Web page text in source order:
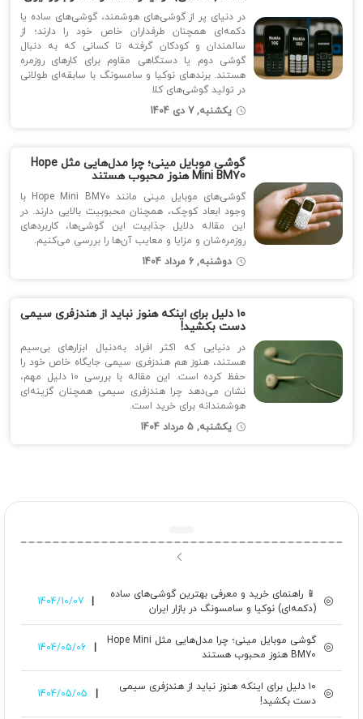
در دنیای پر از گوشی‌های هوشمند، گوشی‌های ساده یا
دکمه‌ای همچنان طرفداران خاص خود را دارند؛ از
سالمندان و کودکان گرفته تا کسانی که به دنبال
گوشی دوم یا دستگاهی مقاوم برای کارهای روزمره
هستند. برندهای نوکیا و سامسونگ با سابقه‌ای طولانی
در تولید گوشی‌های کلا
یکشنبه, 7 دی 1404
گوشی‌ موبایل مینی؛ چرا مدل‌هایی مثل Hope
Mini BM70 هنوز محبوب هستند
گوشی‌های موبایل مینی مانند Hope Mini BM70 با
وجود ابعاد کوچک، همچنان محبوبیت بالایی دارند. در
این مقاله دلایل جذابیت این گوشی‌ها، کاربردهای
روزمره‌شان و مزایا و معایب آن‌ها را بررسی می‌کنیم.
دوشنبه, 6 مرداد 1404
۱۰ دلیل برای اینکه هنوز نباید از هندزفری سیمی
دست بکشید!
در دنیایی که اکثر افراد به‌دنبال ابزارهای بی‌سیم
هستند، هنوز هم هندزفری سیمی جایگاه خاص خود را
حفظ کرده است. این مقاله با بررسی ۱۰ دلیل مهم،
نشان می‌دهد چرا هندزفری سیمی همچنان گزینه‌ای
هوشمندانه برای خرید است.
یکشنبه, 5 مرداد 1404
📱 راهنمای خرید و معرفی بهترین گوشی‌های ساده
(دکمه‌ای) نوکیا و سامسونگ در بازار ایران
1404/10/07
گوشی‌ موبایل مینی؛ چرا مدل‌هایی مثل Hope Mini
BM70 هنوز محبوب هستند
1404/05/06
۱۰ دلیل برای اینکه هنوز نباید از هندزفری سیمی
دست بکشید!
1404/05/05